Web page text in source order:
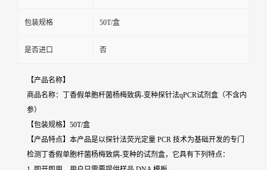
包装规格 50T/盒
是否进口 否
【产品名称】
商品名称：丁香假单胞杆菌杨梅致病-变种探针法qPCR试剂盒（不含内
参）
【包装规格】50T/盒
【产品特点】本产品是以探针法荧光定量 PCR 技术为基础开发的专门
检测丁香假单胞杆菌杨梅致病-变种的试剂盒，它具有下列特点：